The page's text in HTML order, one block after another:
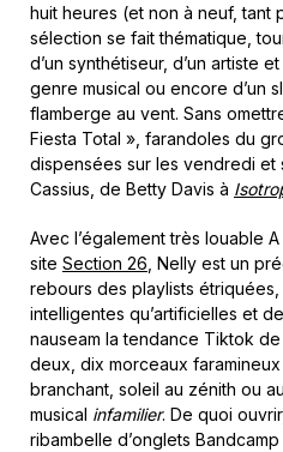
huit heures (et non à neuf, tant
sélection se fait thématique,
d’un synthétiseur, d’un artiste
genre musical ou encore d’un
flamberge au vent. Sans
Fiesta Total », farandoles du
dispensées sur les vendredi et
Cassius, de Betty Davis à
Avec l’également très louable
site Section 26 , Nelly est un
rebours des playlists
intelligentes qu’artificielles et
nauseam la tendance Tiktok
deux, dix morceaux
branchant, soleil au zénith ou
musical infamilier. De quoi
ribambelle d’onglets